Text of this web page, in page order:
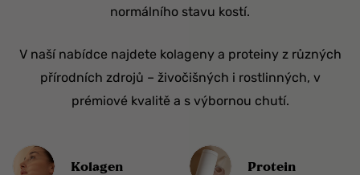
normálního stavu kostí.
V naší nabídce najdete kolageny a proteiny z různých
přírodních zdrojů – živočišných i rostlinných, v
prémiové kvalitě a s výbornou chutí.
Kolagen Protein